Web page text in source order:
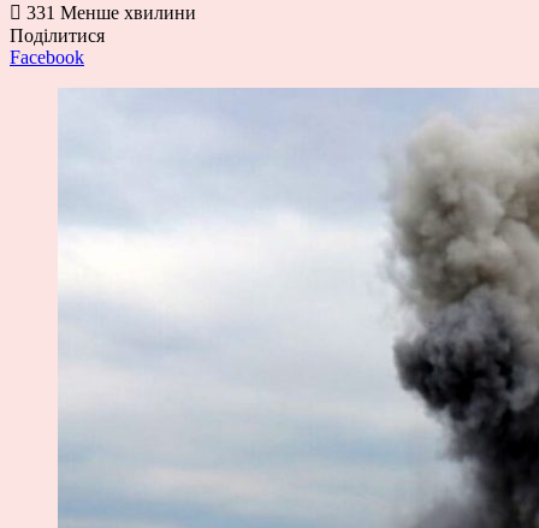
331 Менше хвилини
Поділитися
Facebook